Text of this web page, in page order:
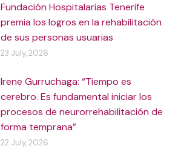
Fundación Hospitalarias Tenerife
premia los logros en la rehabilitación
de sus personas usuarias
23 July, 2026
Irene Gurruchaga: “Tiempo es
cerebro. Es fundamental iniciar los
procesos de neurorrehabilitación de
forma temprana”
22 July, 2026